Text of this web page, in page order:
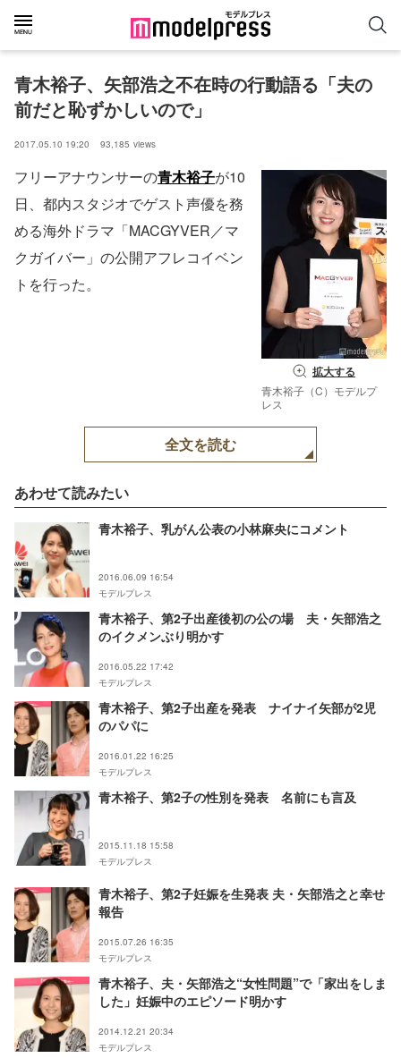
青木裕子、矢部浩之不在時の行動語る「夫の
前だと恥ずかしいので」
2017.05.10 19:20 93,185 views
拡大する
青木裕子（C）モデルプ
レス
フリーアナウンサーの青木裕子が10
日、都内スタジオでゲスト声優を務
める海外ドラマ「MACGYVER／マ
クガイバー」の公開アフレコイベン
トを行った。
全文を読む
あわせて読みたい
青木裕子、乳がん公表の小林麻央にコメント
2016.06.09 16:54
モデルプレス
青木裕子、第2子出産後初の公の場 夫・矢部浩之
のイクメンぶり明かす
2016.05.22 17:42
モデルプレス
青木裕子、第2子出産を発表 ナイナイ矢部が2児
のパパに
2016.01.22 16:25
モデルプレス
青木裕子、第2子の性別を発表 名前にも言及
2015.11.18 15:58
モデルプレス
青木裕子、第2子妊娠を生発表 夫・矢部浩之と幸せ
報告
2015.07.26 16:35
モデルプレス
青木裕子、夫・矢部浩之“女性問題”で「家出をしま
した」妊娠中のエピソード明かす
2014.12.21 20:34
モデルプレス